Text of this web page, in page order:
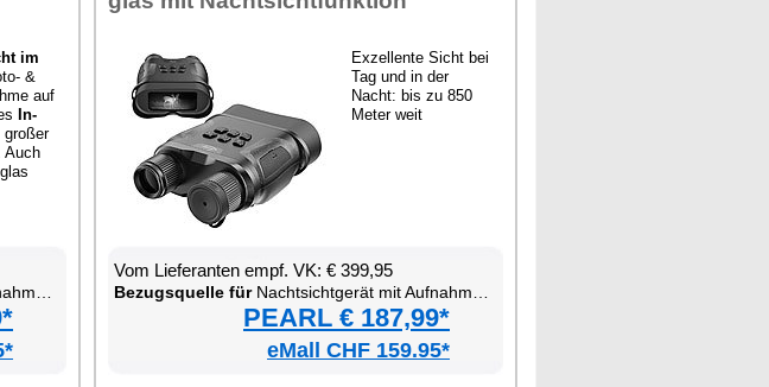
im
&
auf
In­
gro­ßer
Auch
Ex­zel­len­te Sicht bei
Tag und in der
Nacht: bis zu 850
Me­ter weit
Vom Lie­fe­ran­ten empf. VK: € 399,95
Be­zugs­quel­le fürNacht­sicht­ge­rät mit Auf­nah­me­funk­ti­on
PEARL € 187,99*
eMall CHF 159.95*